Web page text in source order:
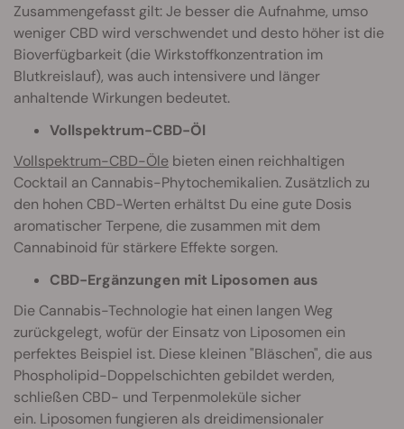
Zusammengefasst gilt: Je besser die Aufnahme, umso
weniger CBD wird verschwendet und desto höher ist die
Bioverfügbarkeit (die Wirkstoffkonzentration im
Blutkreislauf), was auch intensivere und länger
anhaltende Wirkungen bedeutet.
Vollspektrum-CBD-Öl
Vollspektrum-CBD-Öle bieten einen reichhaltigen
Cocktail an Cannabis-Phytochemikalien. Zusätzlich zu
den hohen CBD-Werten erhältst Du eine gute Dosis
aromatischer Terpene, die zusammen mit dem
Cannabinoid für stärkere Effekte sorgen.
CBD-Ergänzungen mit Liposomen aus
Die Cannabis-Technologie hat einen langen Weg
zurückgelegt, wofür der Einsatz von Liposomen ein
perfektes Beispiel ist. Diese kleinen "Bläschen", die aus
Phospholipid-Doppelschichten gebildet werden,
schließen CBD- und Terpenmoleküle sicher
ein. Liposomen fungieren als dreidimensionaler